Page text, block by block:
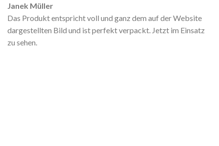
Janek Müller
Das Produkt entspricht voll und ganz dem auf der Website
dargestellten Bild und ist perfekt verpackt. Jetzt im Einsatz
zu sehen.